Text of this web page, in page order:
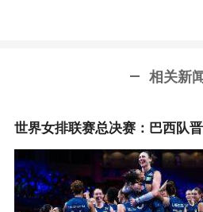
现在越来越像安切洛蒂执
最终还能夺冠。
相关新闻
世界女排联赛总决赛：巴西队